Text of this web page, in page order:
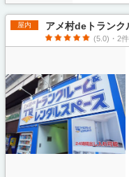
屋内 アメ村deトランク
(5.0)・2